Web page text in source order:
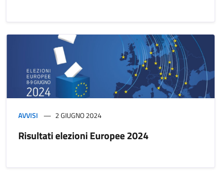
AVVISI 2 GIUGNO 2024
Risultati elezioni Europee 2024